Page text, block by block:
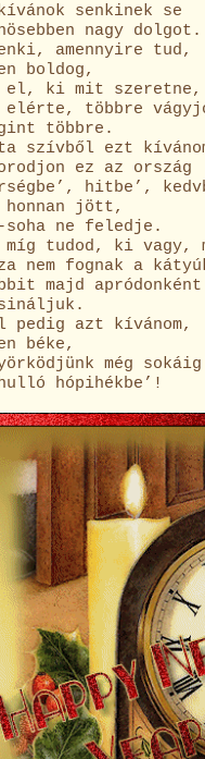
kívánok senkinek se
nagy dolgot.
amennyire tud,
boldog,
el, ki mit szeretne,
elérte, többre
többre.
szívből ezt
ez az ország
hitbe’,
jött,
soha ne feledje.
míg tudod, ki vagy,
nem fognak a
majd apródonként
pedig azt kívánom,
béke,
még sokáig
hópihékbe’!